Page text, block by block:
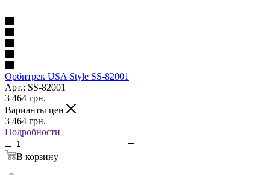
Орбитрек USA Style SS-82001
Арт.: SS-82001
3 464 грн.
Варианты цен
3 464 грн.
Подробности
В корзину